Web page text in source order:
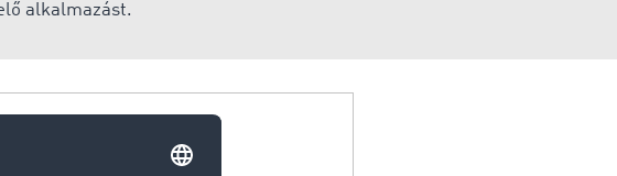
alkalmazást.